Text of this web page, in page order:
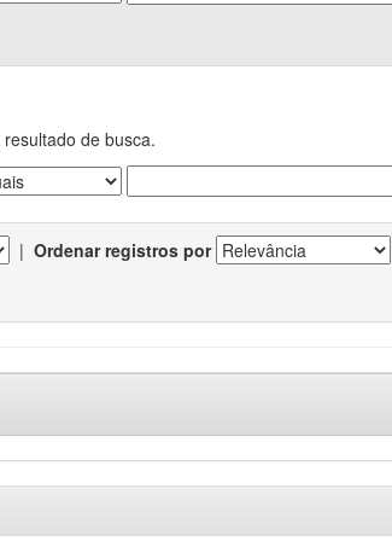
de busca.
| Ordenar registros por